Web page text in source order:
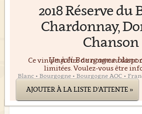
2018 Réserve du
Chardonnay,
Chanson
Un joli Bourgogne blanc
Blanc • Bourgogne • Bourgogne AOC •
Ce vin peut être de nouveau
limitées. Voulez-vous être
AJOUTER À LA LISTE D'ATTENTE »